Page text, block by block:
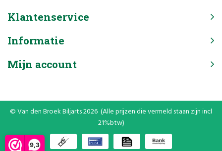
9,3
Klantenservice
Informatie
Mijn account
© Van den Broek Biljarts 2026 (Alle prijzen die vermeld staan zijn incl
21%btw)